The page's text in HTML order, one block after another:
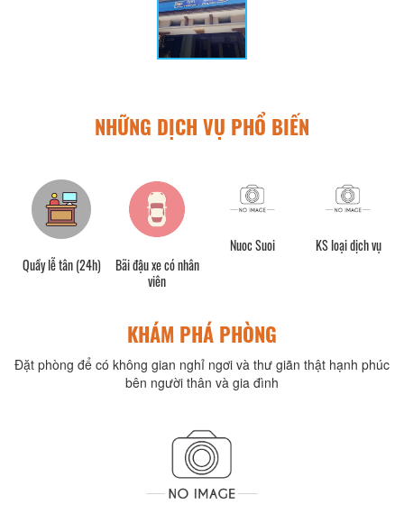
NHỮNG DỊCH VỤ PHỔ BIẾN
Quầy lễ tân (24h)
Bãi đậu xe có nhân
viên
Nuoc Suoi KS loại dịch vụ
KHÁM PHÁ PHÒNG
Đặt phòng để có không gian nghỉ ngơi và thư giãn thật hạnh phúc
bên người thân và gia đình